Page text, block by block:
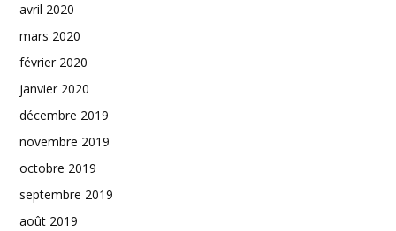
avril 2020
mars 2020
février 2020
janvier 2020
décembre 2019
novembre 2019
octobre 2019
septembre 2019
août 2019